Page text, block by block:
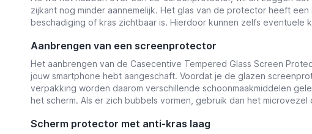
zijkant nog minder aannemelijk. Het glas van de protector heeft
beschadiging of kras zichtbaar is. Hierdoor kunnen zelfs eventuele
Aanbrengen van een screenprotector
Het aanbrengen van de Casecentive Tempered Glass Screen
jouw smartphone hebt aangeschaft. Voordat je de glazen
verpakking worden daarom verschillende schoonmaakmiddelen
het scherm. Als er zich bubbels vormen, gebruik dan het
Scherm protector met anti-kras laag